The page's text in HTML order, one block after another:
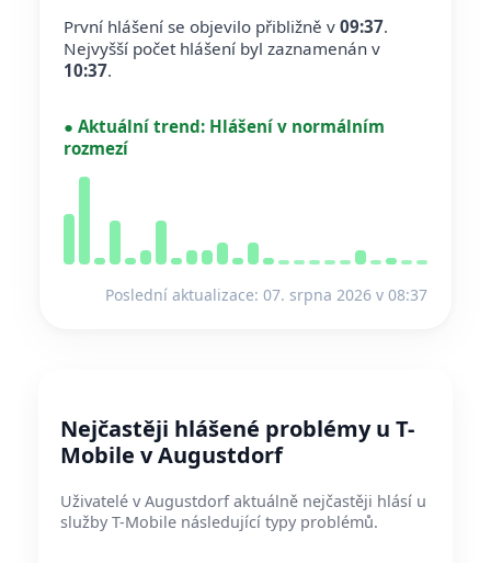
První hlášení se objevilo přibližně v 09:37.
Nejvyšší počet hlášení byl zaznamenán v
10:37.
● Aktuální trend: Hlášení v normálním
rozmezí
Poslední aktualizace: 07. srpna 2026 v 08:37
Nejčastěji hlášené problémy u T-
Mobile v Augustdorf
Uživatelé v Augustdorf aktuálně nejčastěji hlásí u
služby T-Mobile následující typy problémů.